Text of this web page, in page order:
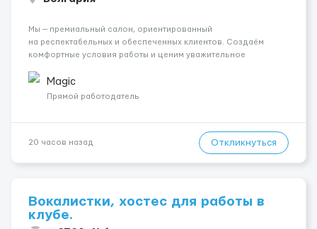
Мы — премиальный салон, ориентированный
на респектабельных и обеспеченных клиентов. Создаём
комфортные условия работы и ценим уважительное
💎 Высокий доход — от 2000 € в неделю и выше 💎 Честная
сис...
Magic
Прямой работодатель
20 часов назад Откликнуться
Вокалистки, хостес для работы в
клубе.